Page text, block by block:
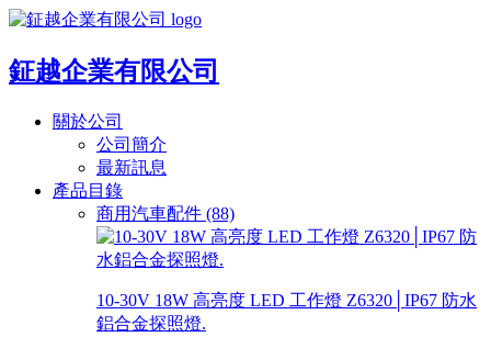
鉦越企業有限公司
關於公司
公司簡介
最新訊息
產品目錄
商用汽車配件 (88)
10-30V 18W 高亮度 LED 工作燈 Z6320│IP67 防水
鋁合金探照燈.